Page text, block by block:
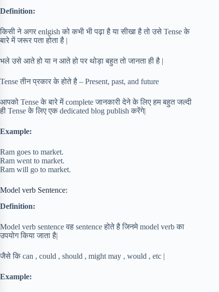
Definition:
किसी ने अगर enlgish को कभी भी पढ़ा है या सीखा है तो उसे Tense के
बारे में जरूर पता होता है |
भले उसे आते हो या न आते हो पर थोड़ा बहुत तो जानता ही है |
Tense तीन प्रकार के होते है – Present, past, and future
आपको Tense के बारे में complete जानकारी देने के लिए हम बहुत जल्दी
ही Tense के लिए एक dedicated blog publish करेंगे|
Example:
Ram goes to market.
Ram went to market.
Ram will go to market.
Model verb Sentence:
Definition:
Model verb sentence वह sentence होते है जिनमे model verb का
उपयोग किया जाता है|
जैसे कि can , could , should , might may , would , etc |
Example: